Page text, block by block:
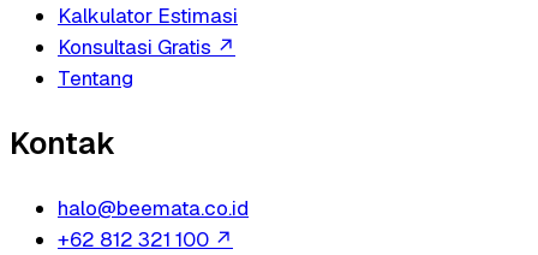
Kalkulator Estimasi
Konsultasi Gratis ↗
Tentang
Kontak
halo@beemata.co.id
+62 812 321 100 ↗